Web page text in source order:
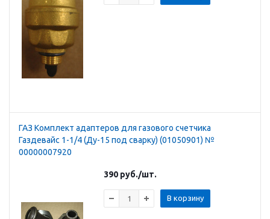
ГАЗ Комплект адаптеров для газового счетчика
Газдевайс 1-1/4 (Ду-15 под сварку) (01050901) №
00000007920
390 руб./шт.
В корзину